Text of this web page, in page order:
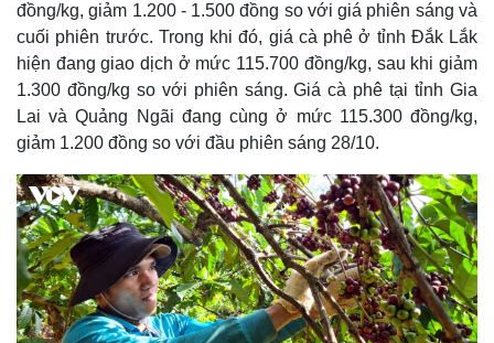
Thế giới
Quan sát
Cuộc sống đó đây
Multimedia
Video
Ảnh
đồng/kg, giảm 1.200 - 1.500 đồng so với giá phiên sáng và
cuối phiên trước. Trong khi đó, giá cà phê ở tỉnh Đắk Lắk
hiện đang giao dịch ở mức 115.700 đồng/kg, sau khi giảm
1.300 đồng/kg so với phiên sáng. Giá cà phê tại tỉnh Gia
Lai và Quảng Ngãi đang cùng ở mức 115.300 đồng/kg,
giảm 1.200 đồng so với đầu phiên sáng 28/10.